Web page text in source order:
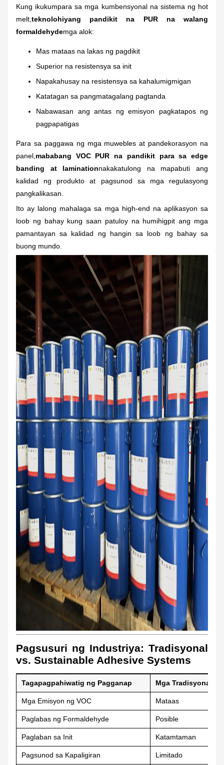
Kung ikukumpara sa mga kumbensyonal na sistema ng hot
melt, teknolohiyang pandikit na PUR na walang
formaldehydemga alok:
Mas mataas na lakas ng pagdikit
Superior na resistensya sa init
Napakahusay na resistensya sa kahalumigmigan
Katatagan sa pangmatagalang pagtanda
Nabawasan ang antas ng emisyon pagkatapos ng
pagpapatigas
Para sa paggawa ng mga muwebles at pandekorasyon na
panel, mababang VOC PUR na pandikit para sa edge
banding at laminationnakakatulong na mapabuti ang
kalidad ng produkto at pagsunod sa mga regulasyong
pangkalikasan.
Ito ay lalong mahalaga sa mga high-end na aplikasyon sa
loob ng bahay kung saan patuloy na humihigpit ang mga
pamantayan sa kalidad ng hangin sa loob ng bahay sa
buong mundo.
Pagsusuri ng Industriya: Tradisyonal
vs. Sustainable Adhesive Systems
Tagapagpahiwatig ng Pagganap Mga Tradisyonal
Mga Emisyon ng VOC Mataas
Paglabas ng Formaldehyde Posible
Paglaban sa Init Katamtaman
Pagsunod sa Kapaligiran Limitado